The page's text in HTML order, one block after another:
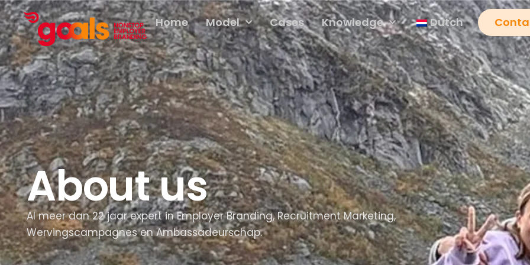
Home Model Cases Knowledge Dutch
About us
Al meer dan 22 jaar expert in Employer Branding, Recruitment Marketing,
Wervingscampagnes en Ambassadeurschap.